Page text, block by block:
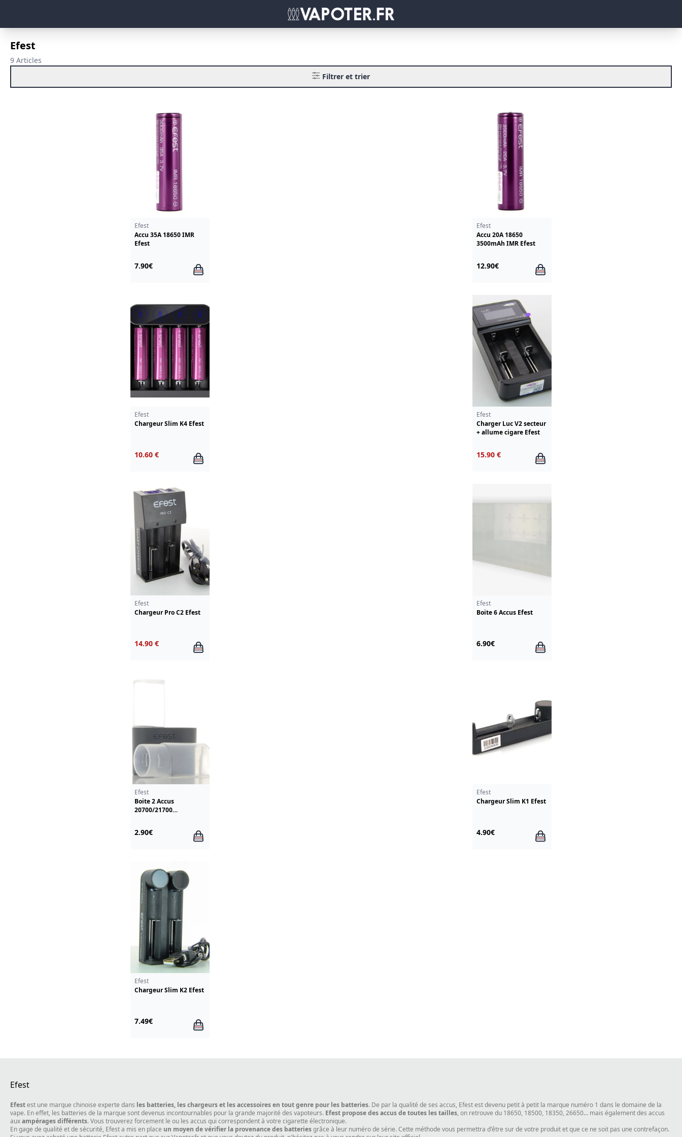
Efest
9 Articles
Filtrer et trier
Efest
Accu 35A 18650 IMR
Efest
7.90€
Efest
Accu 20A 18650
3500mAh IMR Efest
12.90€
Efest
Chargeur Slim K4 Efest
10.60 €
Efest
Charger Luc V2 secteur
+ allume cigare Efest
15.90 €
Efest
Chargeur Pro C2 Efest
14.90 €
Efest
Boite 6 Accus Efest
6.90€
Efest
Boite 2 Accus
20700/21700
2.90€
Efest
Chargeur Slim K1 Efest
4.90€
Efest
Chargeur Slim K2 Efest
7.49€
Efest
Efestest une marque chinoise experte dans les batteries, les chargeurs et les accessoires en tout genre pour les batteries. De par la qualité de ses accus, Efest est devenu petit à petit la marque numéro 1 dans le domaine de la
vape. En effet, les batteries de la marque sont devenus incontournables pour la grande majorité des vapoteurs. Efest propose des accus de toutes les tailles, on retrouve du 18650, 18500, 18350, 26650... mais également des accus
auxampérages différents. Vous trouverez forcement le ou les accus qui correspondent à votre cigarette électronique.
En gage de qualité et de sécurité, Efest a mis en place un moyen de vérifier la provenance des batteriesgrâce à leur numéro de série. Cette méthode vous permettra d'être sur de votre produit et que ce ne soit pas une contrefaçon.